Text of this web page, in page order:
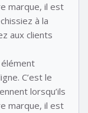
marque, il est
à la
aux clients
C’est le
lorsqu’ils
marque, il est